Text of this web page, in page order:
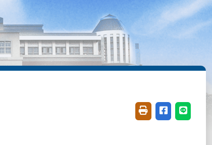
友善列印(開新視窗)
分享至臉書(
分享至